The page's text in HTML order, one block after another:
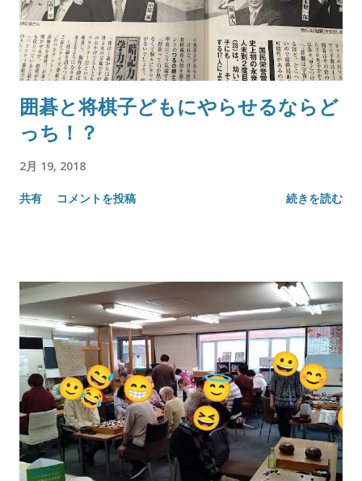
囲碁と将棋子どもにやらせるならど
っち！？
2月 19, 2018
共有 コメントを投稿 続きを読む